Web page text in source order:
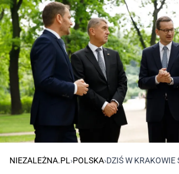
NIEZALEŻNA.PL ›POLSKA›DZIŚ W